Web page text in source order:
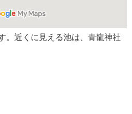
。近くに見える池は、青龍神社